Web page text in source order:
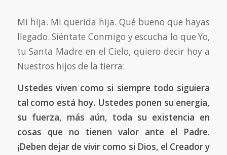
Mi hija. Mi querida hija. Qué bueno que hayas
llegado. Siéntate Conmigo y escucha lo que Yo,
tu Santa Madre en el Cielo, quiero decir hoy a
Nuestros hijos de la tierra:
Ustedes viven como si siempre todo siguiera
tal como está hoy. Ustedes ponen su energía,
su fuerza, más aún, toda su existencia en
cosas que no tienen valor ante el Padre.
¡Deben dejar de vivir como si Dios, el Creador y